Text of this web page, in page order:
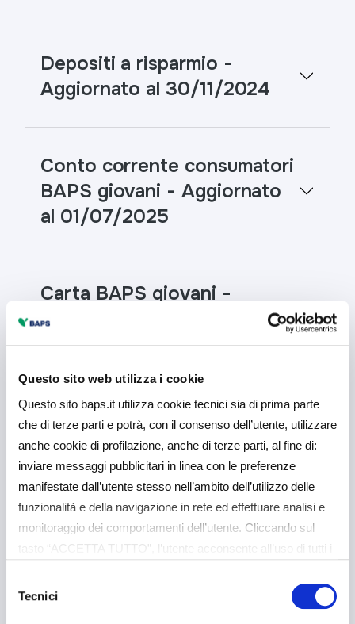
Questo sito web utilizza i cookie
Questo sito baps.it utilizza cookie tecnici sia di prima parte
che di terze parti e potrà, con il consenso dell’utente, utilizzare
anche cookie di profilazione, anche di terze parti, al fine di:
inviare messaggi pubblicitari in linea con le preferenze
manifestate dall’utente stesso nell’ambito dell’utilizzo delle
funzionalità e della navigazione in rete ed effettuare analisi e
monitoraggio dei comportamenti dell’utente. Cliccando sul
tasto “ACCETTA TUTTO”, l’utente acconsente all’uso di tutti i
analitici. Il consenso è facoltativo e può essere revocato in
qualsiasi momento. Se l’utente desidera gestire le proprie
delTecnici
Depositi a risparmio -
Aggiornato al 30/11/2024
Conto corrente consumatori
BAPS giovani - Aggiornato
al 01/07/2025
Carta BAPS giovani -
Aggiornato al 01/07/2025
Depositi a risparmio
"Risparmio Jeans" -
Aggiornato al 30/11/2024
Conto di base - Aggiornato
al 01/07/2025